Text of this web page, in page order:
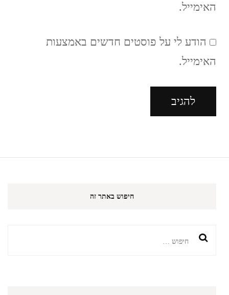
האימייל.
הודע לי על פוסטים חדשים באמצעות
האימייל.
חיפוש באתר זה
חיפוש: